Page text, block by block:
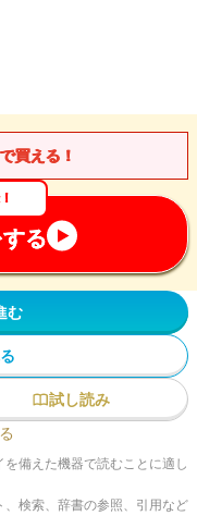
買える！
る
む
試し読み
備えた機器で読むことに適し
検索、辞書の参照、引用など